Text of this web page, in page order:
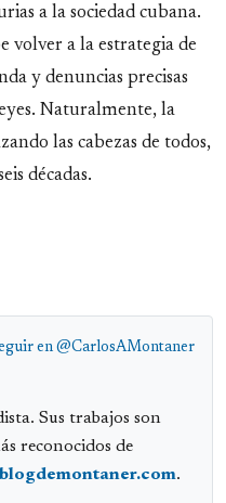
a la sociedad cubana.
volver a la estrategia de
y denuncias precisas
Naturalmente, la
las cabezas de todos,
décadas.
en @CarlosAMontaner
Sus trabajos son
reconocidos de
.